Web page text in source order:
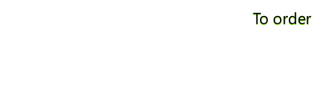
To order